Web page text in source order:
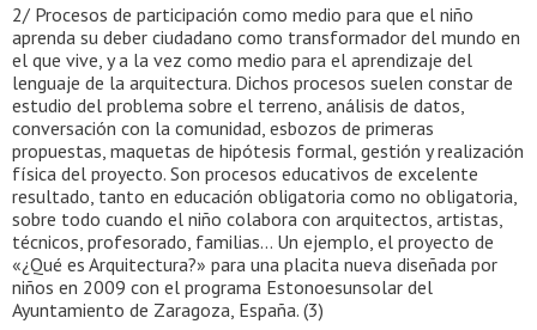
2/ Procesos de participación como medio para que el niño
aprenda su deber ciudadano como transformador del mundo en
el que vive, y a la vez como medio para el aprendizaje del
lenguaje de la arquitectura. Dichos procesos suelen constar de
estudio del problema sobre el terreno, análisis de datos,
conversación con la comunidad, esbozos de primeras
propuestas, maquetas de hipótesis formal, gestión y realización
física del proyecto. Son procesos educativos de excelente
resultado, tanto en educación obligatoria como no obligatoria,
sobre todo cuando el niño colabora con arquitectos, artistas,
técnicos, profesorado, familias… Un ejemplo, el proyecto de
«¿Qué es Arquitectura?» para una placita nueva diseñada por
niños en 2009 con el programa Estonoesunsolar del
Ayuntamiento de Zaragoza, España. (3)